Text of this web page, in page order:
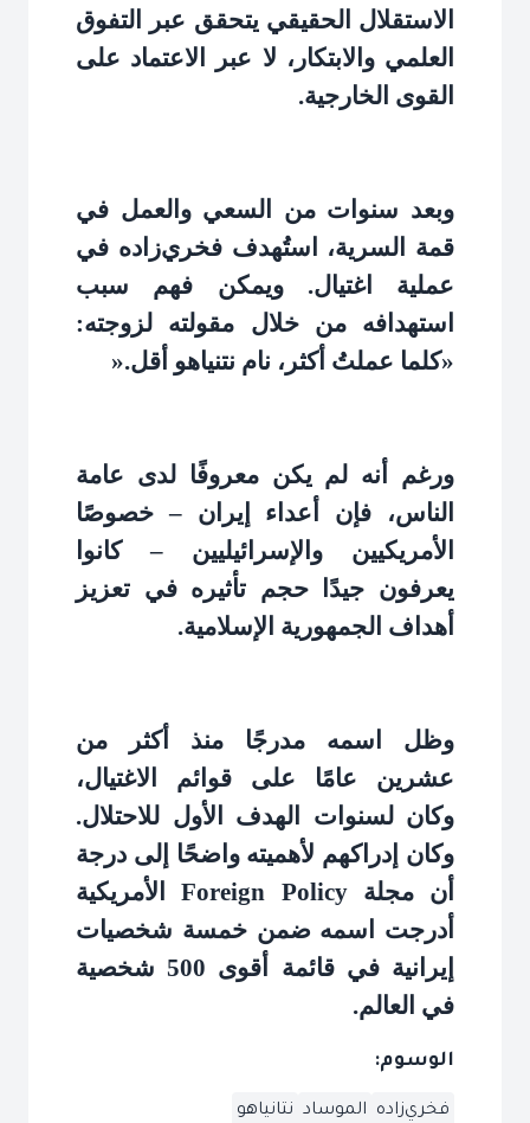
الاستقلال الحقيقي يتحقق عبر التفوق
العلمي والابتكار، لا عبر الاعتماد على
القوى الخارجية.
وبعد سنوات من السعي والعمل في
قمة السرية، استُهدف فخري‌زاده في
عملية اغتيال. ويمكن فهم سبب
استهدافه من خلال مقولته لزوجته:
«كلما عملتُ أكثر، نام نتنياهو أقل».
ورغم أنه لم يكن معروفًا لدى عامة
الناس، فإن أعداء إيران – خصوصًا
الأمريكيين والإسرائيليين – كانوا
يعرفون جيدًا حجم تأثيره في تعزيز
أهداف الجمهورية الإسلامية.
وظل اسمه مدرجًا منذ أكثر من
عشرين عامًا على قوائم الاغتيال،
وكان لسنوات الهدف الأول للاحتلال.
وكان إدراكهم لأهميته واضحًا إلى درجة
أن مجلة Foreign Policy
الأمريكية
أدرجت اسمه ضمن خمسة شخصيات
إيرانية في قائمة أقوى 500 شخصية
في العالم.
الوسوم:
فخري‌زاده الموساد نتانياهو